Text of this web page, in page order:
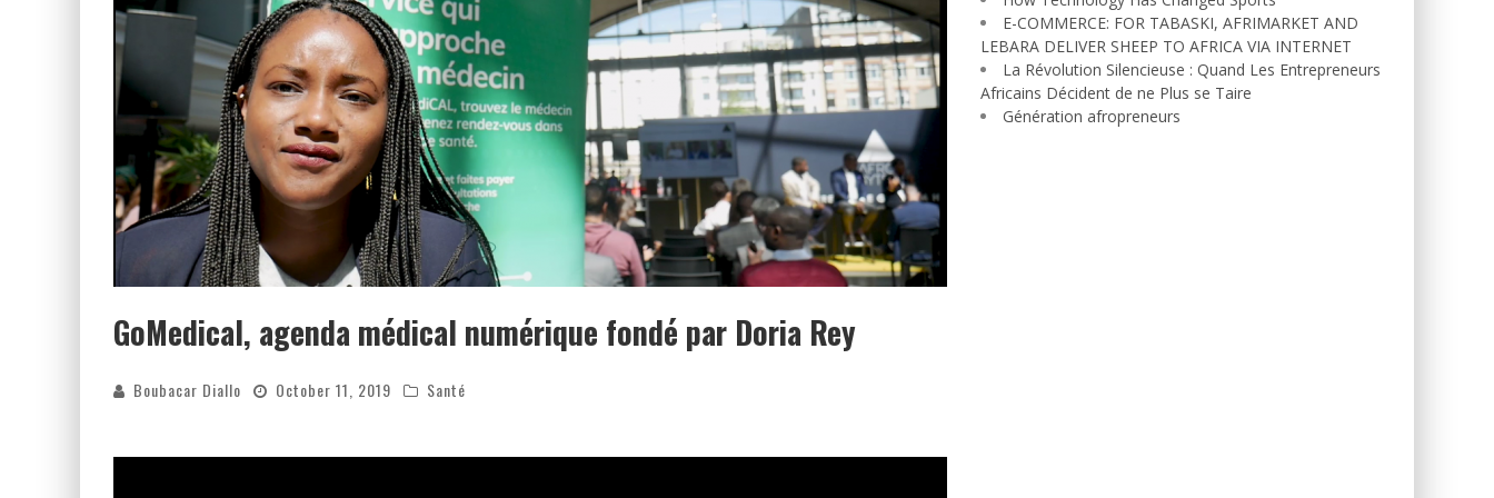
GoMedical, agenda médical numérique fondé par Doria Rey
Boubacar Diallo October 11, 2019 Santé
E-COMMERCE: FOR TABASKI, AFRIMARKET AND
LEBARA DELIVER SHEEP TO AFRICA VIA INTERNET
La Révolution Silencieuse : Quand Les Entrepreneurs
Africains Décident de ne Plus se Taire
Génération afropreneurs